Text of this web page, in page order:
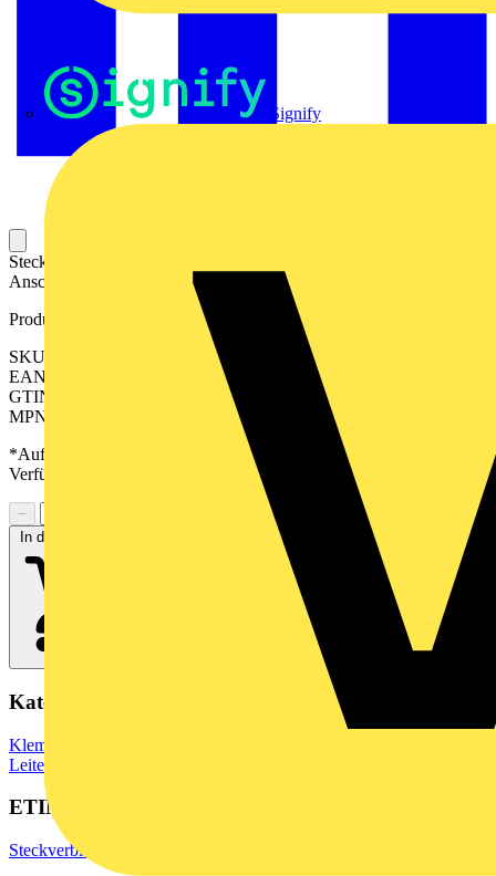
Signify
Steckbarer Leiterplatten-Anschluss mit innovatiever
Anschlusstechnologie für eine sichere und intuitive Handhabung.
Produktkennzeichen
SKU: 2530020000
EAN: 04050118540222
GTIN: 04050118540222
MPN: SV-SMT 7.62HP/05/90MSF3 SC/6 2.6SN BX
*Auf Anfrage verfügbar - bitte in den Warenkorb legen, um
Verfügbarkeit zu prüfen
−
In den Warenkorb
Kategorien
Klemmen, Steckverbinder & Verbindungselemente
Leiterplattensteckverbinder
ETIM Group
Steckverbinder